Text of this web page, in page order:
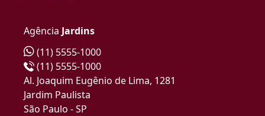
Agência Jardins
(11) 5555-1000
(11) 5555-1000
Al. Joaquim Eugênio de Lima, 1281
Jardim Paulista
São Paulo - SP